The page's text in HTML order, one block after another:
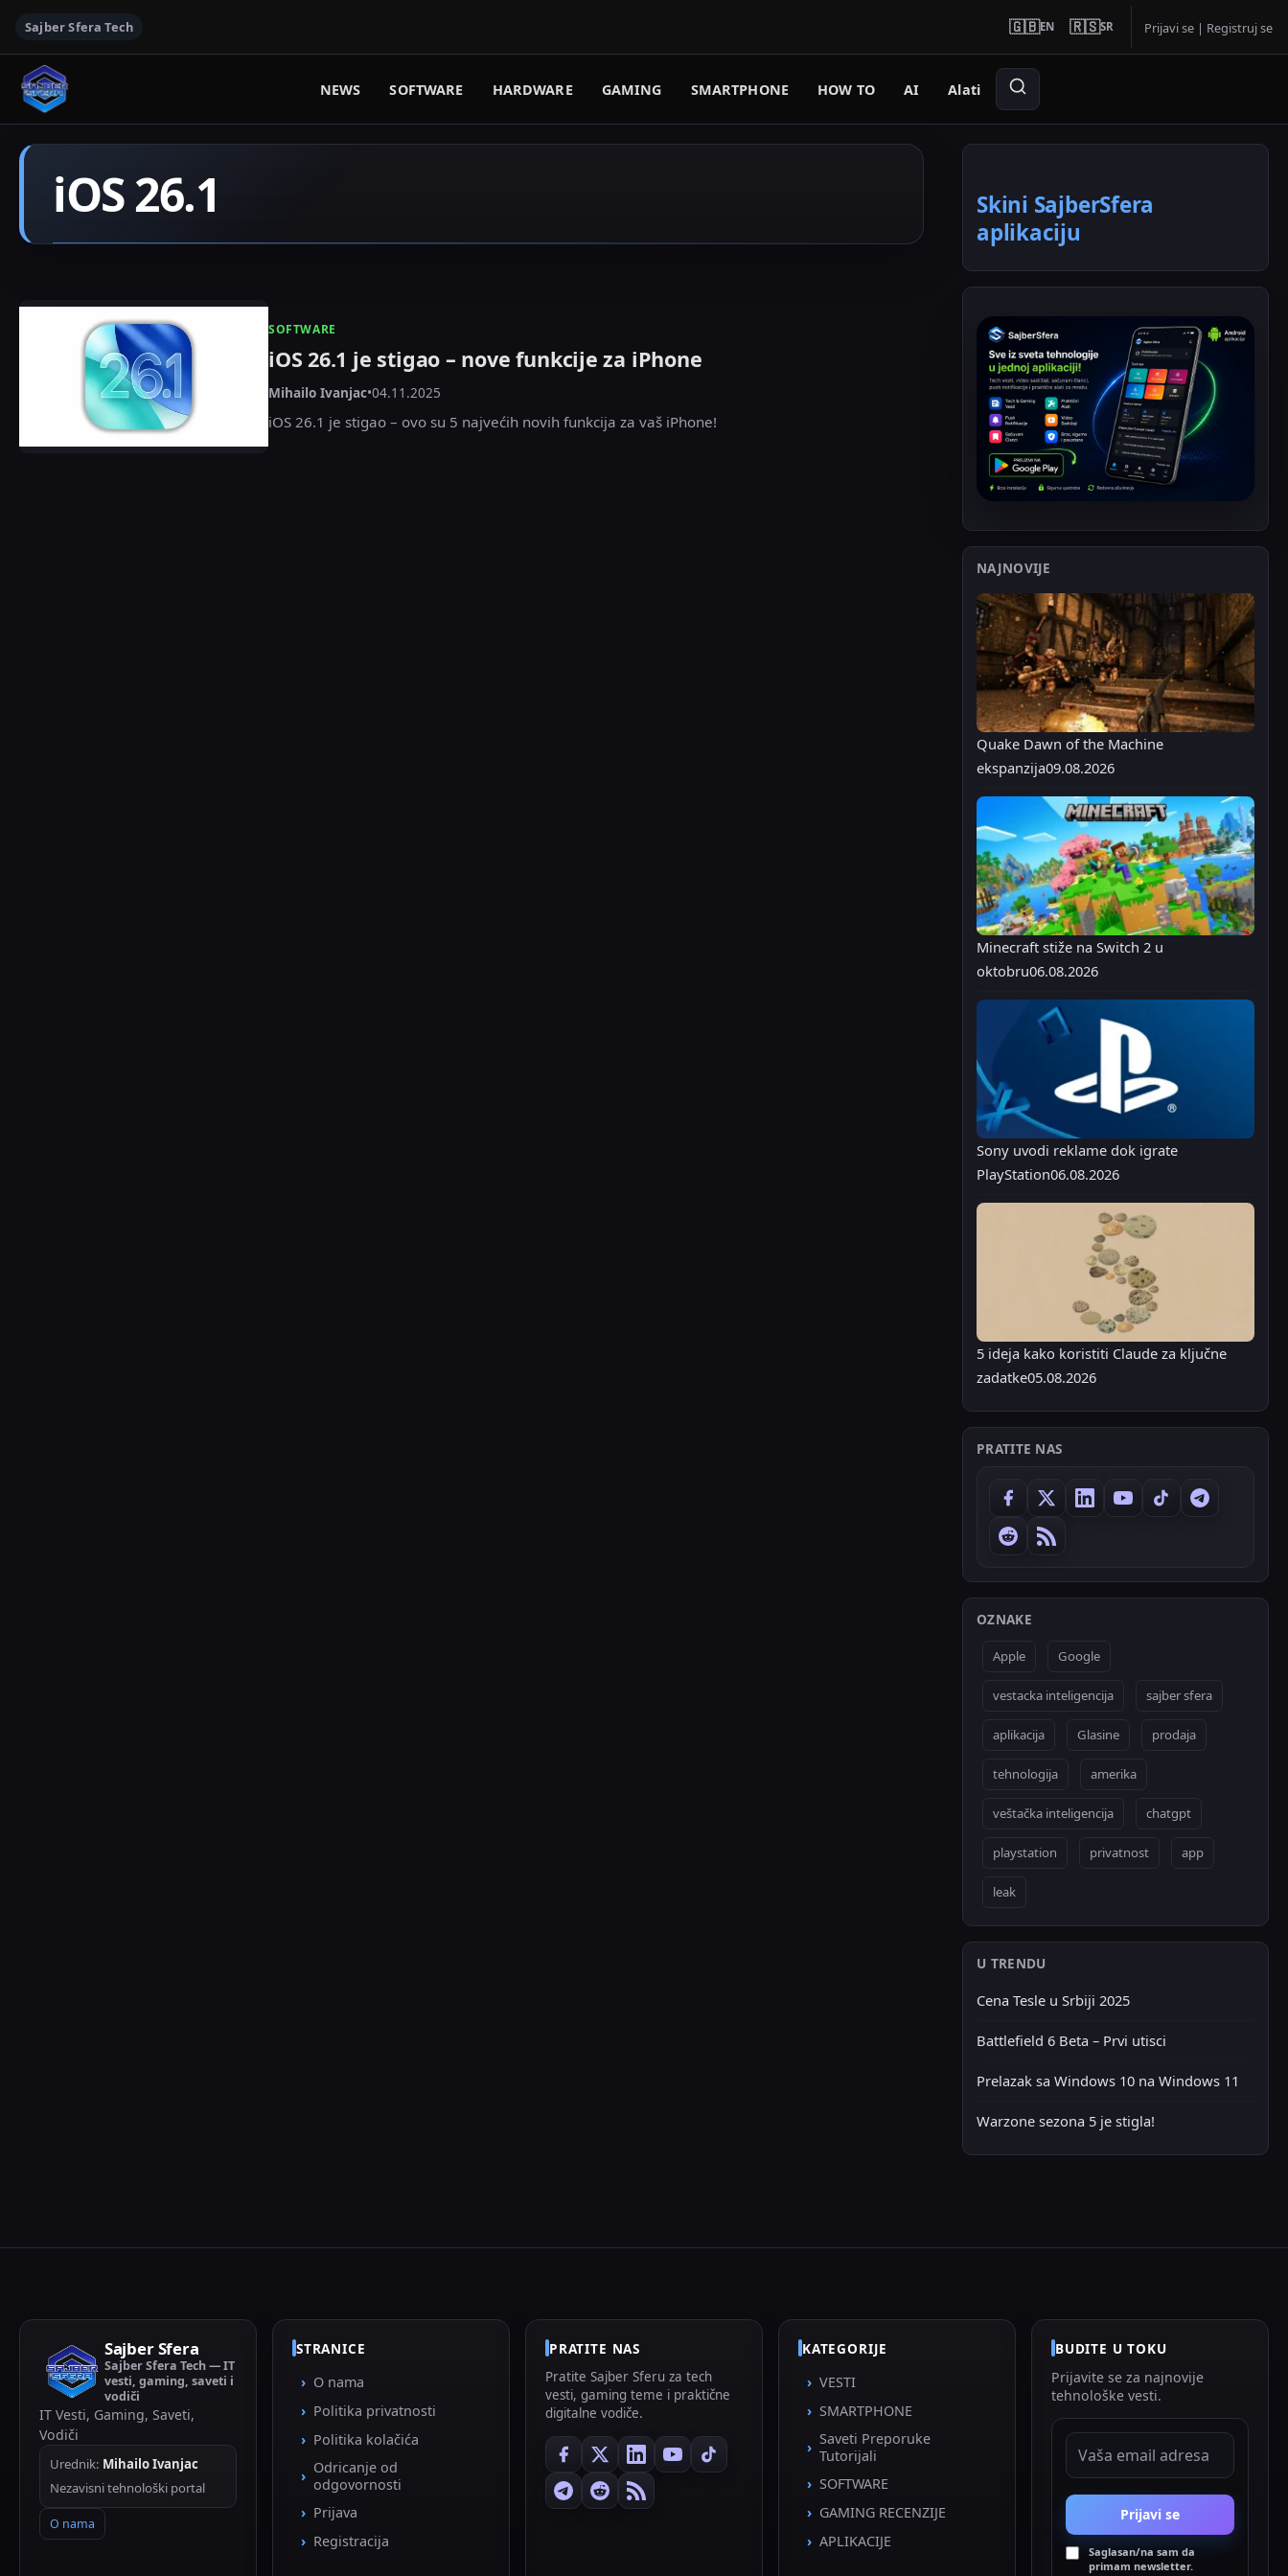
Sajber Sfera Tech 🇬🇧EN 🇷🇸SR Prijavi se | Registruj se
NEWS SOFTWARE HARDWARE GAMING SMARTPHONE HOW TO AI Alati
iOS 26.1
SOFTWARE
iOS 26.1 je stigao – nove funkcije za iPhone
Mihailo Ivanjac•04.11.2025
iOS 26.1 je stigao – ovo su 5 najvećih novih funkcija za vaš iPhone!
Skini SajberSfera
aplikaciju
NAJNOVIJE
Quake Dawn of the Machine
ekspanzija09.08.2026
Minecraft stiže na Switch 2 u
oktobru06.08.2026
Sony uvodi reklame dok igrate
PlayStation06.08.2026
5 ideja kako koristiti Claude za ključne
zadatke05.08.2026
PRATITE NAS
OZNAKE
Apple Google
vestacka inteligencija sajber sfera
aplikacija Glasine prodaja
tehnologija amerika
veštačka inteligencija chatgpt
playstation privatnost app
leak
U TRENDU
Cena Tesle u Srbiji 2025
Battlefield 6 Beta – Prvi utisci
Prelazak sa Windows 10 na Windows 11
Warzone sezona 5 je stigla!
Sajber Sfera
Sajber Sfera Tech — IT
vesti, gaming, saveti i
vodiči
IT Vesti, Gaming, Saveti,
Vodiči
Urednik: Mihailo Ivanjac
Nezavisni tehnološki portal
O nama
STRANICE
O nama
Politika privatnosti
Politika kolačića
Odricanje od
odgovornosti
Prijava
Registracija
PRATITE NAS
Pratite Sajber Sferu za tech
vesti, gaming teme i praktične
digitalne vodiče.
KATEGORIJE
VESTI
SMARTPHONE
Saveti Preporuke
Tutorijali
SOFTWARE
GAMING RECENZIJE
APLIKACIJE
BUDITE U TOKU
Prijavite se za najnovije
tehnološke vesti.
EMAIL ADRESA
Prijavi se
Saglasan/na sam da
primam newsletter.